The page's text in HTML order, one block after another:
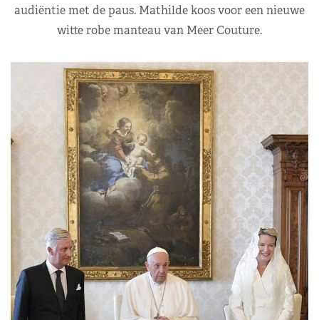
audiëntie met de paus. Mathilde koos voor een nieuwe
witte robe manteau van Meer Couture.